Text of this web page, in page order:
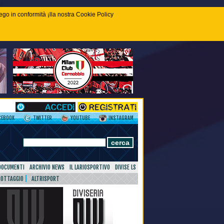
in conformità ¡lla nostra Cookie Policy
TWITTER YOUTUBE INSTAGRAM
ARCHIVIO NEWS IL LARIOSPORTIVO
DIVISE LS
ALTRISPORT